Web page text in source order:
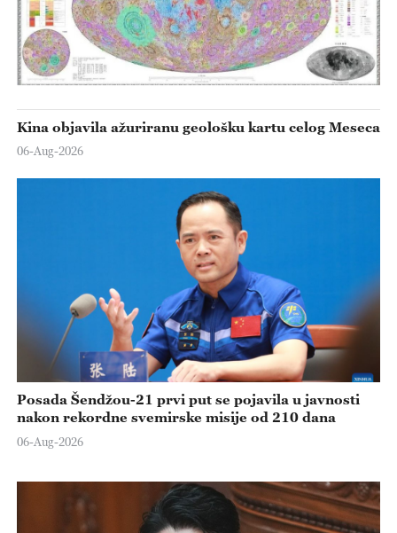
Kina objavila ažuriranu geološku kartu celog Meseca
06-Aug-2026
Posada Šendžou-21 prvi put se pojavila u javnosti
nakon rekordne svemirske misije od 210 dana
06-Aug-2026